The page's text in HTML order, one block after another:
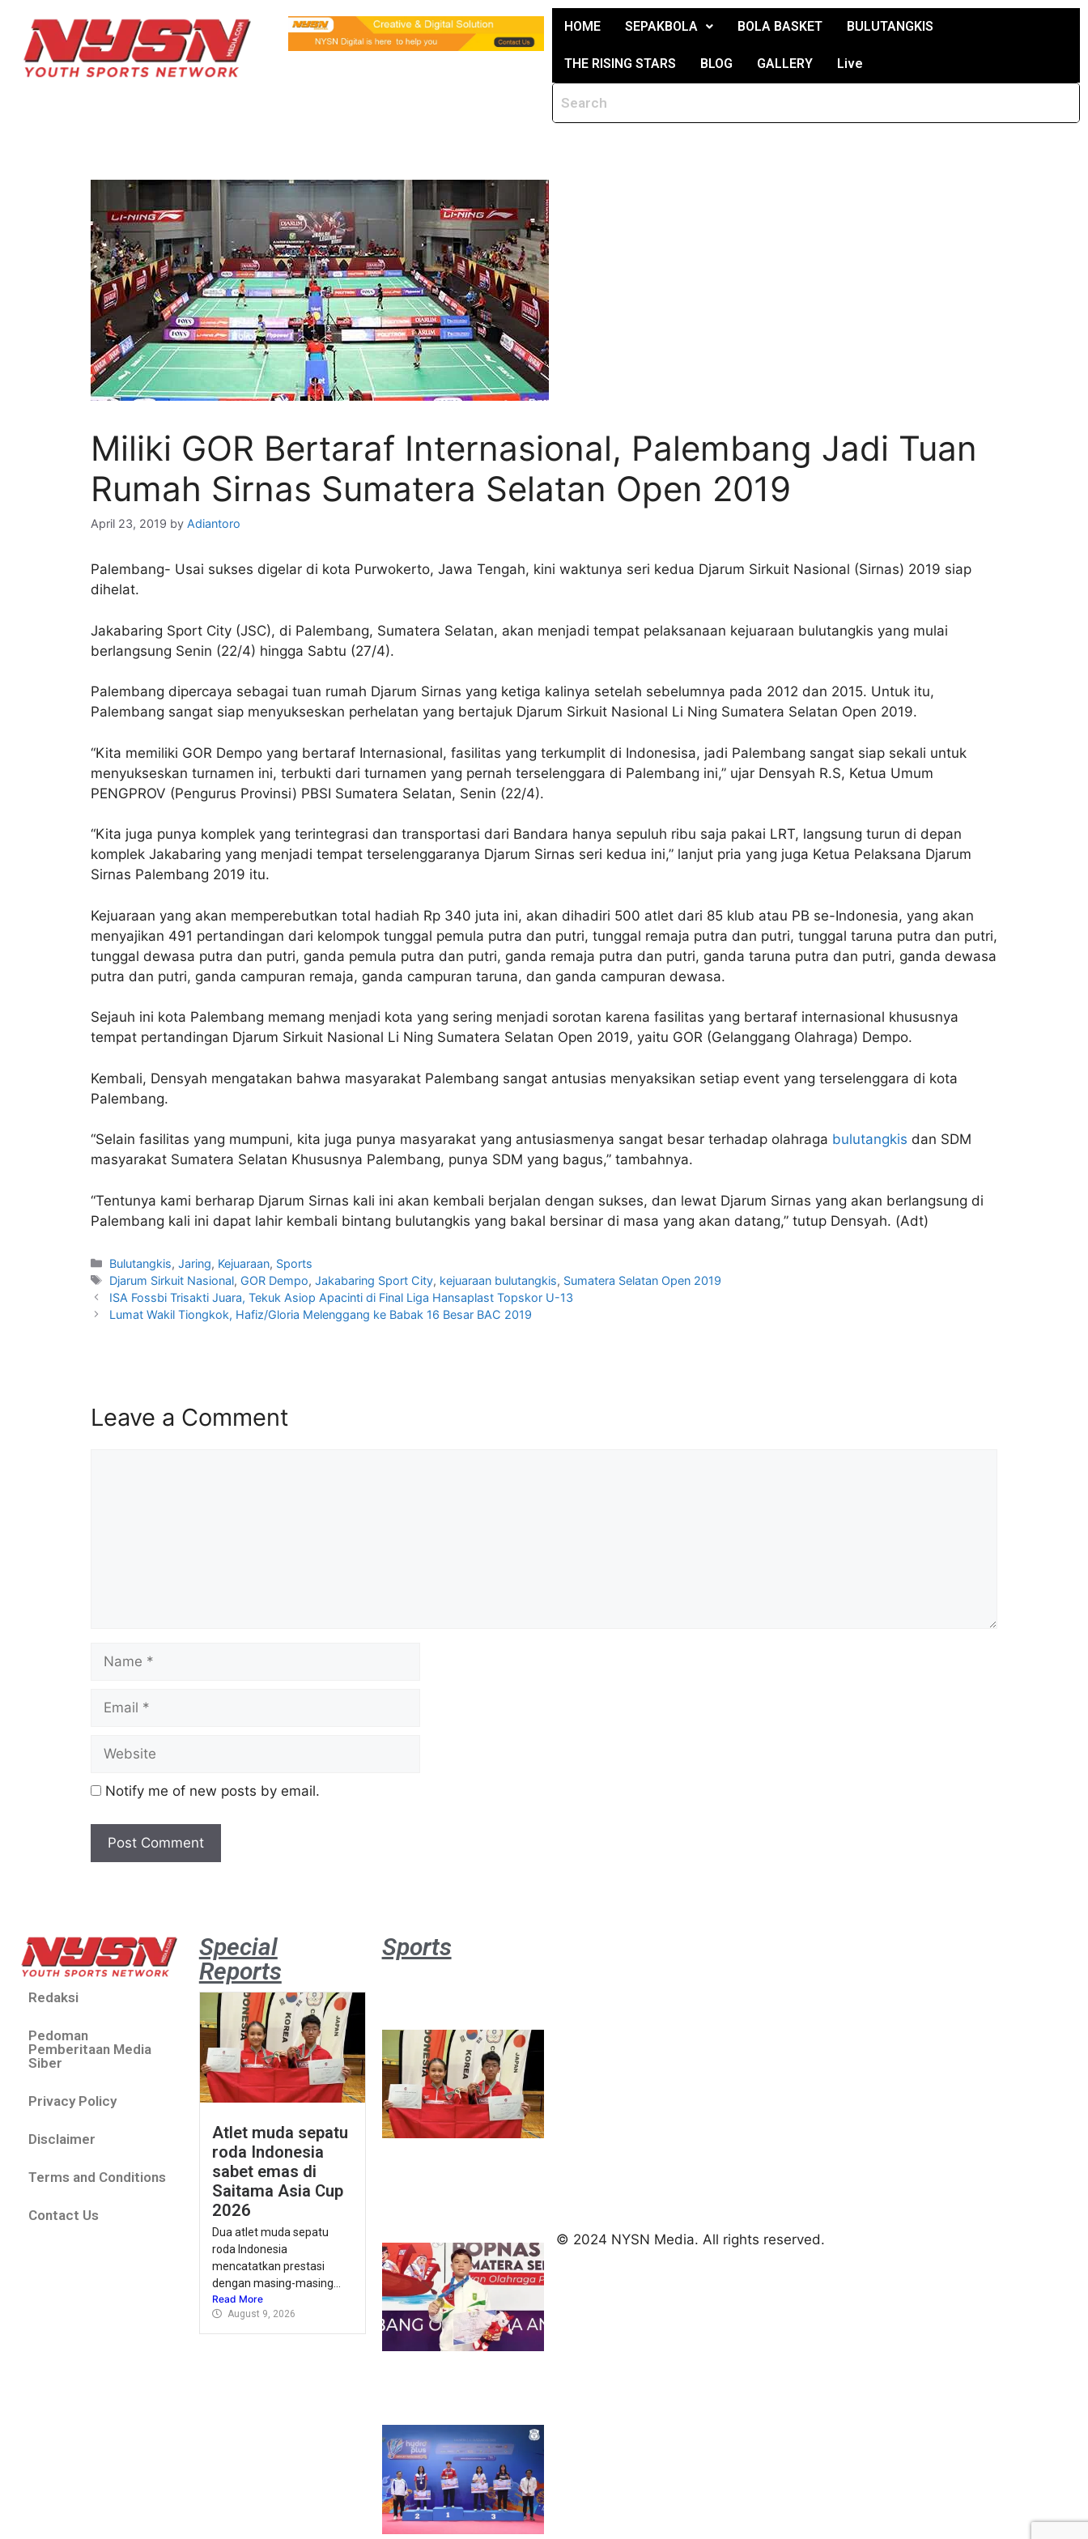
HOME SEPAKBOLA BOLA BASKET BULUTANGKIS
THE RISING STARS BLOG GALLERY Live
Miliki GOR Bertaraf Internasional, Palembang Jadi Tuan
Rumah Sirnas Sumatera Selatan Open 2019
April 23, 2019 by Adiantoro
Palembang- Usai sukses digelar di kota Purwokerto, Jawa Tengah, kini waktunya seri kedua Djarum Sirkuit Nasional (Sirnas) 2019 siap
dihelat.
Jakabaring Sport City (JSC), di Palembang, Sumatera Selatan, akan menjadi tempat pelaksanaan kejuaraan bulutangkis yang mulai
berlangsung Senin (22/4) hingga Sabtu (27/4).
Palembang dipercaya sebagai tuan rumah Djarum Sirnas yang ketiga kalinya setelah sebelumnya pada 2012 dan 2015. Untuk itu,
Palembang sangat siap menyukseskan perhelatan yang bertajuk Djarum Sirkuit Nasional Li Ning Sumatera Selatan Open 2019.
“Kita memiliki GOR Dempo yang bertaraf Internasional, fasilitas yang terkumplit di Indonesisa, jadi Palembang sangat siap sekali untuk
menyukseskan turnamen ini, terbukti dari turnamen yang pernah terselenggara di Palembang ini,” ujar Densyah R.S, Ketua Umum
PENGPROV (Pengurus Provinsi) PBSI Sumatera Selatan, Senin (22/4).
“Kita juga punya komplek yang terintegrasi dan transportasi dari Bandara hanya sepuluh ribu saja pakai LRT, langsung turun di depan
komplek Jakabaring yang menjadi tempat terselenggaranya Djarum Sirnas seri kedua ini,” lanjut pria yang juga Ketua Pelaksana Djarum
Sirnas Palembang 2019 itu.
Kejuaraan yang akan memperebutkan total hadiah Rp 340 juta ini, akan dihadiri 500 atlet dari 85 klub atau PB se-Indonesia, yang akan
menyajikan 491 pertandingan dari kelompok tunggal pemula putra dan putri, tunggal remaja putra dan putri, tunggal taruna putra dan putri,
tunggal dewasa putra dan putri, ganda pemula putra dan putri, ganda remaja putra dan putri, ganda taruna putra dan putri, ganda dewasa
putra dan putri, ganda campuran remaja, ganda campuran taruna, dan ganda campuran dewasa.
Sejauh ini kota Palembang memang menjadi kota yang sering menjadi sorotan karena fasilitas yang bertaraf internasional khususnya
tempat pertandingan Djarum Sirkuit Nasional Li Ning Sumatera Selatan Open 2019, yaitu GOR (Gelanggang Olahraga) Dempo.
Kembali, Densyah mengatakan bahwa masyarakat Palembang sangat antusias menyaksikan setiap event yang terselenggara di kota
Palembang.
“Selain fasilitas yang mumpuni, kita juga punya masyarakat yang antusiasmenya sangat besar terhadap olahraga bulutangkis dan SDM
masyarakat Sumatera Selatan Khususnya Palembang, punya SDM yang bagus,” tambahnya.
“Tentunya kami berharap Djarum Sirnas kali ini akan kembali berjalan dengan sukses, dan lewat Djarum Sirnas yang akan berlangsung di
Palembang kali ini dapat lahir kembali bintang bulutangkis yang bakal bersinar di masa yang akan datang,” tutup Densyah. (Adt)
Bulutangkis,Jaring, Kejuaraan, Sports
Djarum Sirkuit Nasional, GOR Dempo,Jakabaring Sport City, kejuaraan bulutangkis, Sumatera Selatan Open 2019
ISA Fossbi Trisakti Juara, Tekuk Asiop Apacinti di Final Liga Hansaplast Topskor U-13
Lumat Wakil Tiongkok, Hafiz/Gloria Melenggang ke Babak 16 Besar BAC 2019
Leave a Comment
Notify me of new posts by email.
Redaksi
Pedoman
Pemberitaan Media
Siber
Privacy Policy
Disclaimer
Terms and Conditions
Contact Us
Special
Reports
Atlet muda sepatu
roda Indonesia
sabet emas di
Saitama Asia Cup
2026
Dua atlet muda sepatu
roda Indonesia
mencatatkan prestasi
dengan masing-masing...
Read More
August 9, 2026
Sports
kirim tiga
© 2024 NYSN Media. All rights reserved.